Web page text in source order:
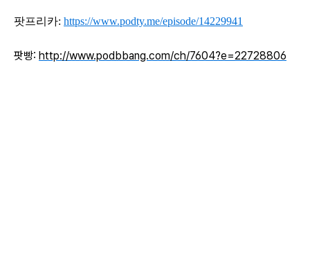
팟프리카: https://www.podty.me/episode/14229941
팟빵: http://www.podbbang.com/ch/7604?e=22728806